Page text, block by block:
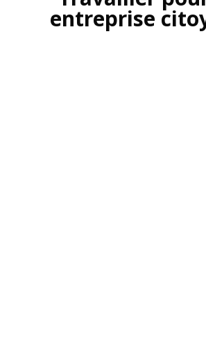
entreprise